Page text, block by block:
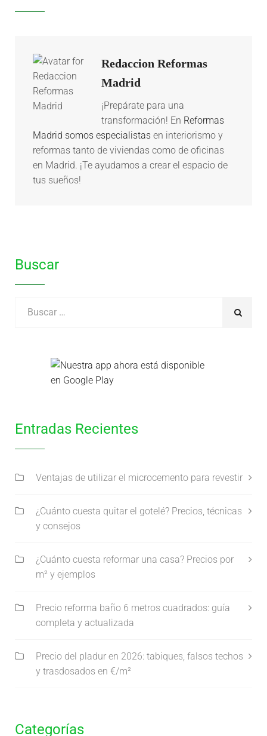
Redaccion Reformas
Madrid
¡Prepárate para una
transformación! En Reformas
Madrid somos especialistas en interiorismo y
reformas tanto de viviendas como de oficinas
en Madrid. ¡Te ayudamos a crear el espacio de
tus sueños!
Buscar
Entradas Recientes
Ventajas de utilizar el microcemento para revestir
¿Cuánto cuesta quitar el gotelé? Precios, técnicas
y consejos
¿Cuánto cuesta reformar una casa? Precios por
m² y ejemplos
Precio reforma baño 6 metros cuadrados: guía
completa y actualizada
Precio del pladur en 2026: tabiques, falsos techos
y trasdosados en €/m²
Categorías